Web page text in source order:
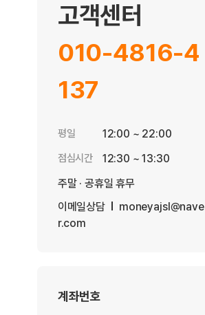
고객센터
010-4816-4
137
평일 12:00 ~ 22:00
점심시간
12:30 ~ 13:30
주말 · 공휴일 휴무
이메일상담
moneyajsl@nave
r.com
계좌번호